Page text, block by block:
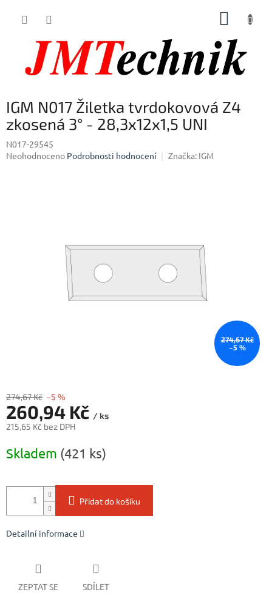
IGM N017 Žiletka tvrdokovová Z4
zkosená 3° - 28,3x12x1,5 UNI
N017-29545
Průměrné
Neohodnoceno Podrobnosti hodnocení Značka: IGM
274,67 Kč
–5 %
274,67 Kč –5 %
260,94 Kč / ks
215,65 Kč bez DPH
cena:
Skladem (421 ks)
Přidat do košíku
Detailní informace
ZEPTAT SE SDÍLET